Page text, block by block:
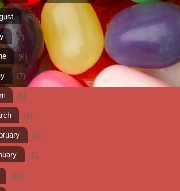
(6)
(4)
(6)
(7)
(8)
(4)
(1)
(1)
(26)